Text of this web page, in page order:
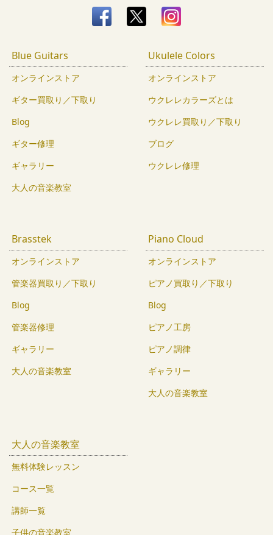
Blue Guitars
オンラインストア
ギター買取り／下取り
Blog
ギター修理
ギャラリー
大人の音楽教室
Ukulele Colors
オンラインストア
ウクレレカラーズとは
ウクレレ買取り／下取り
ブログ
ウクレレ修理
Brasstek
オンラインストア
管楽器買取り／下取り
Blog
管楽器修理
ギャラリー
大人の音楽教室
Piano Cloud
オンラインストア
ピアノ買取り／下取り
Blog
ピアノ工房
ピアノ調律
ギャラリー
大人の音楽教室
大人の音楽教室
無料体験レッスン
コース一覧
講師一覧
子供の音楽教室